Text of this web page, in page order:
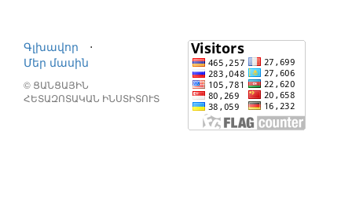
Գլխավոր
⋅
Մեր մասին
© ՑԱՆՑԱՅԻՆ
ՀԵՏԱԶՈՏԱԿԱՆ ԻՆՍՏԻՏՈՒՏ